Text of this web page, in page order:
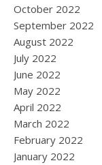
October 2022
September 2022
August 2022
July 2022
June 2022
May 2022
April 2022
March 2022
February 2022
January 2022